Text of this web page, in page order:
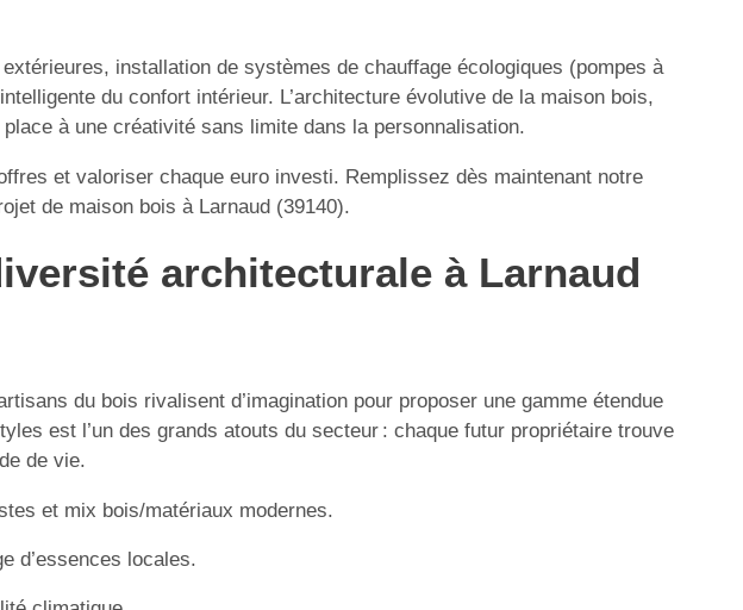
installation de systèmes de chauffage écologiques (pompes à
du confort intérieur. L’architecture évolutive de la maison bois,
à une créativité sans limite dans la personnalisation.
et valoriser chaque euro investi. Remplissez dès maintenant notre
de maison bois à Larnaud (39140).
architecturale à Larnaud
du bois rivalisent d’imagination pour proposer une gamme étendue
est l’un des grands atouts du secteur : chaque futur propriétaire trouve
de vie.
et mix bois/matériaux modernes.
d’essences locales.